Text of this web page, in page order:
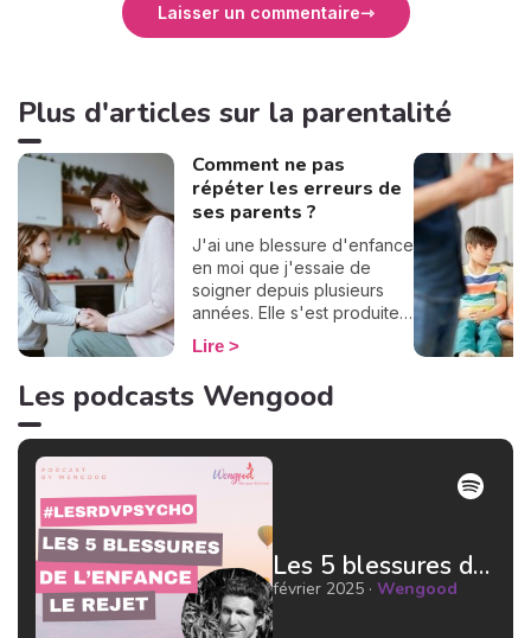
Laisser un commentaire
Plus d'articles sur la parentalité
Comment ne pas
répéter les erreurs de
ses parents ?
J'ai une blessure d'enfance
en moi que j'essaie de
soigner depuis plusieurs
années. Elle s'est produite à
cause d'une erreur
inconsciente de mes
que mes enfants aient eux
répéter les erreurs de nos
parents sur nos enfants ?
Quelles sont les solutions
pour réinventer le modèle ?
J'ai creusé le sujet et voici
ce que j'ai trouvé à ce
propos.
Lire
Les podcasts Wengood
Les 5 blessures de l'enfance : le rejet par Jean Doridot Docteur en psychologie
février 2025 · Wengood